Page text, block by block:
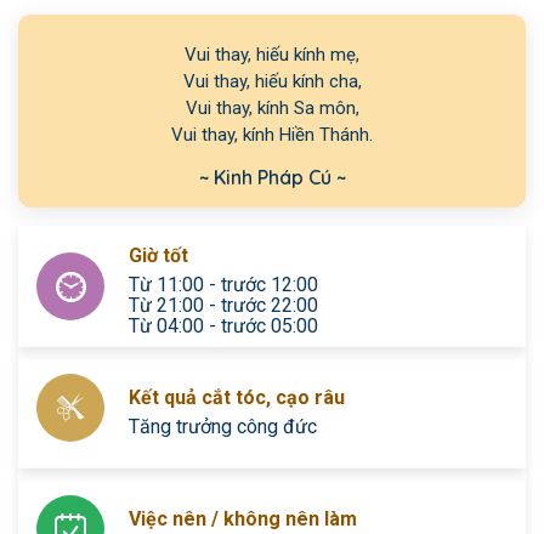
Vui thay, hiếu kính mẹ,
Vui thay, hiếu kính cha,
Vui thay, kính Sa môn,
Vui thay, kính Hiền Thánh.
~ Kinh Pháp Cú ~
Giờ tốt
Từ 11:00 - trước 12:00
Từ 21:00 - trước 22:00
Từ 04:00 - trước 05:00
Kết quả cắt tóc, cạo râu
Tăng trưởng công đức
Việc nên / không nên làm